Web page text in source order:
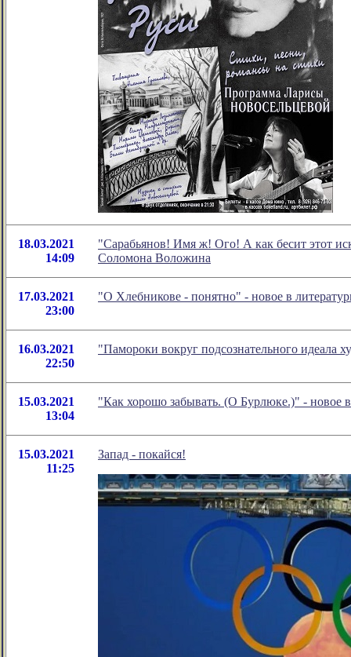
18.03.2021
14:09
"Сарабьянов! Имя ж! Ого! А как бесит этот
Соломона Воложина
17.03.2021
23:00
"О Хлебникове - понятно" - новое в
16.03.2021
22:50
"Памороки вокруг подсознательного идеала
15.03.2021
13:04
"Как хорошо забывать. (О Бурлюке.)" - новое
15.03.2021
11:25
Запад - покайся!